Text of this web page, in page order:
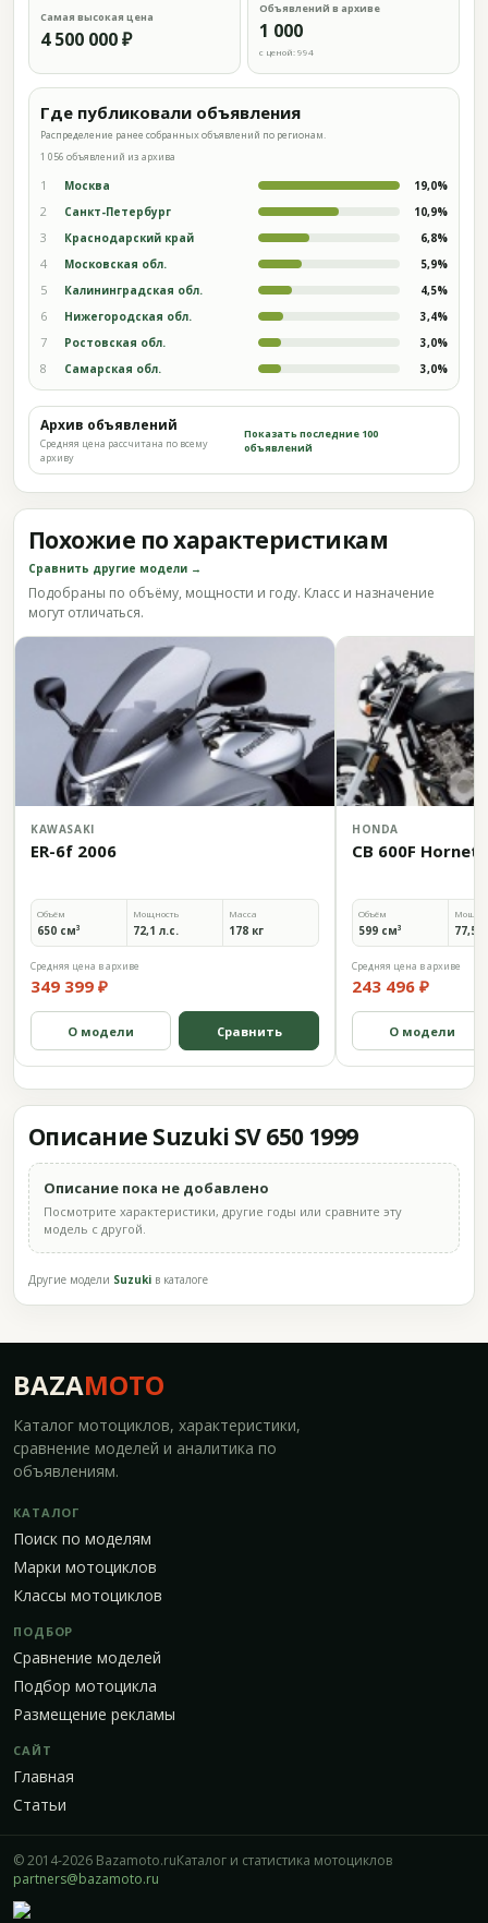
Самая высокая цена
4 500 000 ₽
Объявлений в архиве
1 000
с ценой: 994
Где публиковали объявления
Распределение ранее собранных объявлений по регионам.
1 056 объявлений из архива
1 Москва 19,0%
2 Санкт-Петербург 10,9%
3 Краснодарский край 6,8%
4 Московская обл. 5,9%
5 Калининградская обл. 4,5%
6 Нижегородская обл. 3,4%
7 Ростовская обл. 3,0%
8 Самарская обл. 3,0%
Архив объявлений
Средняя цена рассчитана по всему
архиву
Показать последние 100
объявлений
Похожие по характеристикам
Сравнить другие модели →
Подобраны по объёму, мощности и году. Класс и назначение
могут отличаться.
KAWASAKI
ER-6f 2006
Объём
650 см³
Мощность
72,1 л.с.
Масса
178 кг
Средняя цена в архиве
349 399 ₽
О модели Сравнить
HONDA
CB 600F Hornet
Объём
599 см³ 77,5
Средняя цена в архиве
243 496 ₽
О модели
Описание Suzuki SV 650 1999
Описание пока не добавлено
Посмотрите характеристики, другие годы или сравните эту
модель с другой.
Другие модели Suzuki в каталоге
BAZAMOTO
Каталог мотоциклов, характеристики,
сравнение моделей и аналитика по
объявлениям.
КАТАЛОГ
Поиск по моделям
Марки мотоциклов
Классы мотоциклов
ПОДБОР
Сравнение моделей
Подбор мотоцикла
Размещение рекламы
САЙТ
Главная
Статьи
© 2014-2026 Bazamoto.ruКаталог и статистика мотоциклов
partners@bazamoto.ru